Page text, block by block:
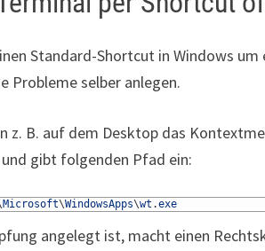
Standard-Shortcut in Windows
Probleme selber anlegen.
z. B. auf dem Desktop das
und gibt folgenden Pfad ein:
Microsoft\WindowsApps\wt .exe
angelegt ist, macht einen